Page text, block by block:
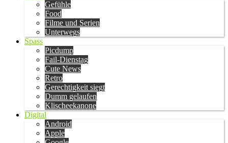
Gefühle
Food
Filme und Serien
Unterwegs
Spass
Picdump
Fail-Dienstag
Cute News
Retro
Gerechtigkeit siegt
Dumm gelaufen
Klischeekanone
Digital
Android
Apple